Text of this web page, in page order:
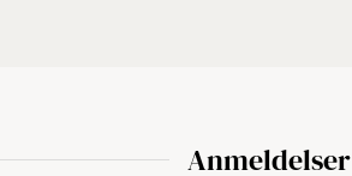
Anmeldelser